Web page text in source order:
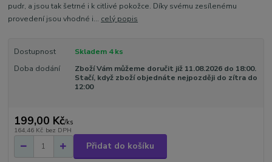
pudr, a jsou tak šetrné i k citlivé pokožce. Díky svému zesílenému
provedení jsou vhodné i... celý popis
Dostupnost
Skladem 4 ks
Doba dodání
Zboží Vám můžeme doručit již 11.08.2026 do 18:00.
Stačí, když zboží objednáte nejpozději do zítra do
12:00
199,00 Kč/ks
164,46 Kč bez DPH
Přidat do košíku